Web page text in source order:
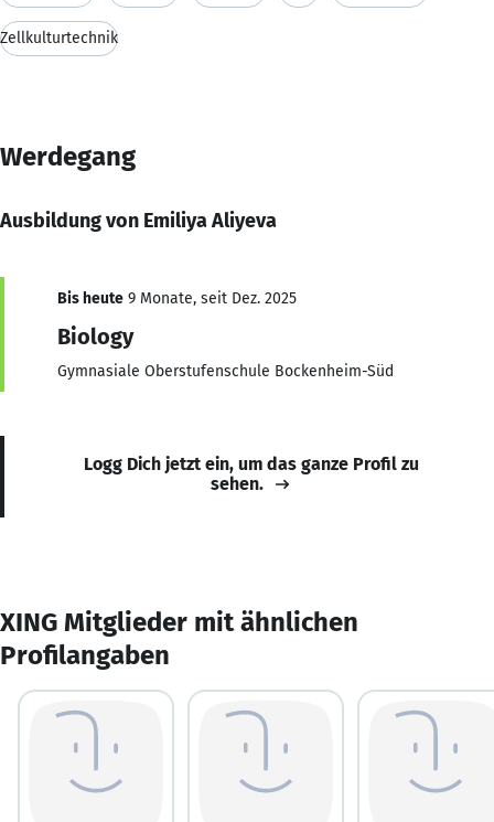
Zellkulturtechnik
Werdegang
Ausbildung von Emiliya Aliyeva
Bis heute 9 Monate, seit Dez. 2025
Biology
Gymnasiale Oberstufenschule Bockenheim-Süd
Logg Dich jetzt ein, um das ganze Profil zu
sehen.
XING Mitglieder mit ähnlichen
Profilangaben